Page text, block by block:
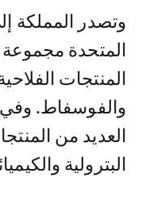
وتصدر المملكة
المتحدة
المنتجات
والفوسفاط. وفي
العديد من
البترولية